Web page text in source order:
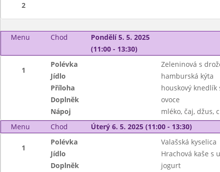
2
Menu Chod
Pondělí 5. 5. 2025
(11:00 - 13:30)
1
Polévka
Zeleninová s
Jídlo
hamburská kýta
Příloha
houskový
Doplněk
ovoce
Nápoj
mléko, čaj, džus,
Menu
Chod Úterý 6. 5. 2025 (11:00 - 13:30)
1
Polévka
Valašská kyselica
Jídlo
Hrachová kaše s
Doplněk
jogurt